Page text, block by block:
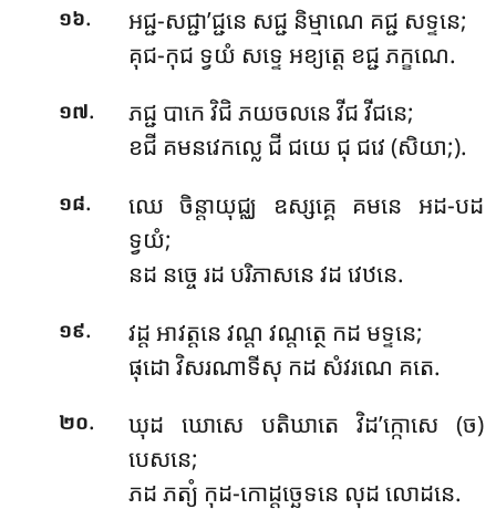
១៦.
អជ្ជ-សជ្ជា’ជ្ជនេ សជ្ជ និម្មាណេ គជ្ជ សទ្ទនេ;
គុជ-កុជ ទ្វយំ សទ្ទេ អខ្យត្តេ ខជ្ជ ភក្ខណេ.
១៧.
ភជ្ជ បាកេ វិជិ ភយចលនេ វីជ វីជនេ;
ខជី គមនវេកល្លេ ជី ជយេ ជុ ជវេ (សិយា;).
១៨.
ឈេ ចិន្តាយុជ្ឈ ឧស្សគ្គេ គមនេ អដ-បដ
ទ្វយំ;
នដ នច្ចេ រដ បរិភាសនេ វដ វេឋនេ.
១៩.
វដ្ដ អាវត្តនេ វណ្ដ វណ្ដត្ថេ កដ មទ្ទនេ;
ផុដោ វិសរណាទីសុ កដ សំវរណេ គតេ.
២០.
ឃុដ ឃោសេ បតិឃាតេ វិដ’ក្កោសេ (ច)
បេសនេ;
ភដ ភត្យំ កុដ-កោដ្ដច្ឆេទនេ លុដ លោដនេ.